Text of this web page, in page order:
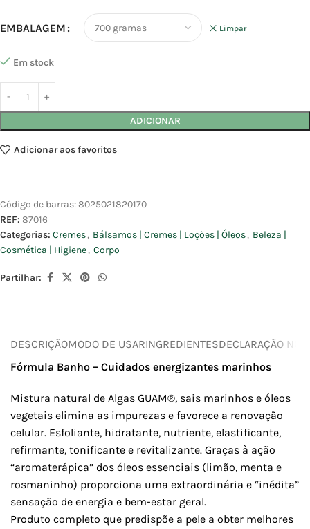
EMBALAGEM Limpar
Em stock
ADICIONAR
Adicionar aos favoritos
Código de barras:8025021820170
REF: 87016
Categorias: Cremes, Bálsamos | Cremes | Loções | Óleos, Beleza |
Cosmética | Higiene, Corpo
Partilhar:
DESCRIÇÃOMODO DE USARINGREDIENTESDECLARAÇÃO
Fórmula Banho – Cuidados energizantes marinhos
Mistura natural de Algas GUAM®, sais marinhos e óleos
vegetais elimina as impurezas e favorece a renovação
celular. Esfoliante, hidratante, nutriente, elastificante,
refirmante, tonificante e revitalizante. Graças à ação
“aromaterápica” dos óleos essenciais (limão, menta e
rosmaninho) proporciona uma extraordinária e “inédita”
sensação de energia e bem-estar geral.
Produto completo que predispõe a pele a obter melhores